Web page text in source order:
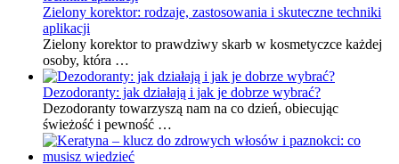
Zielony korektor: rodzaje, zastosowania i skuteczne techniki
aplikacji
Zielony korektor to prawdziwy skarb w kosmetyczce każdej
osoby, która …
Dezodoranty: jak działają i jak je dobrze wybrać?
Dezodoranty towarzyszą nam na co dzień, obiecując
świeżość i pewność …